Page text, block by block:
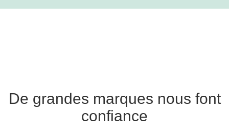
De grandes marques nous font
confiance